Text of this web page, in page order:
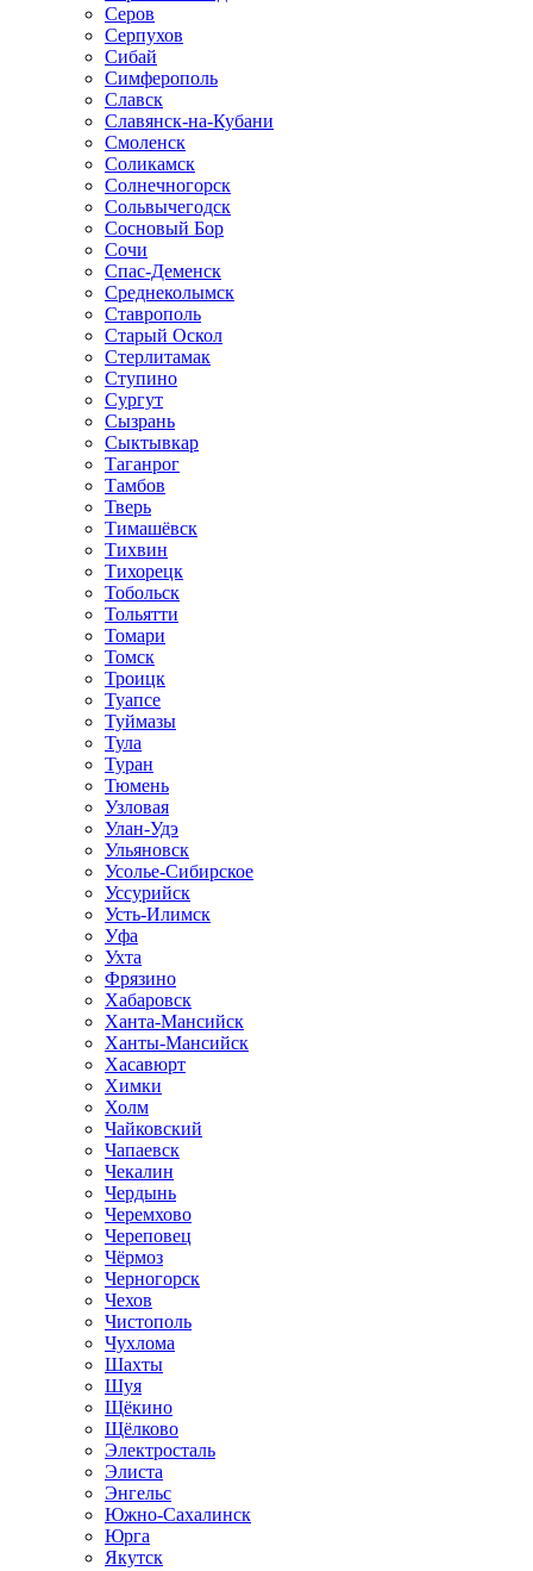
Серов
Серпухов
Сибай
Симферополь
Славск
Славянск-на-Кубани
Смоленск
Соликамск
Солнечногорск
Сольвычегодск
Сосновый Бор
Сочи
Спас-Деменск
Среднеколымск
Ставрополь
Старый Оскол
Стерлитамак
Ступино
Сургут
Сызрань
Сыктывкар
Таганрог
Тамбов
Тверь
Тимашёвск
Тихвин
Тихорецк
Тобольск
Тольятти
Томари
Томск
Троицк
Туапсе
Туймазы
Тула
Туран
Тюмень
Узловая
Улан-Удэ
Ульяновск
Усолье-Сибирское
Уссурийск
Усть-Илимск
Уфа
Ухта
Фрязино
Хабаровск
Ханта-Мансийск
Ханты-Мансийск
Хасавюрт
Химки
Холм
Чайковский
Чапаевск
Чекалин
Чердынь
Черемхово
Череповец
Чёрмоз
Черногорск
Чехов
Чистополь
Чухлома
Шахты
Шуя
Щёкино
Щёлково
Электросталь
Элиста
Энгельс
Южно-Сахалинск
Юрга
Якутск